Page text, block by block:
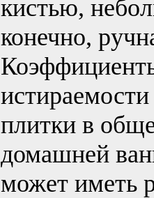
кистью,
конечно,
плитки в
домашней
может иметь